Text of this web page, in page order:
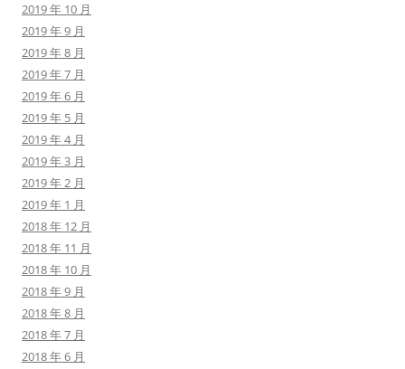
2019 年 10 月
2019 年 9 月
2019 年 8 月
2019 年 7 月
2019 年 6 月
2019 年 5 月
2019 年 4 月
2019 年 3 月
2019 年 2 月
2019 年 1 月
2018 年 12 月
2018 年 11 月
2018 年 10 月
2018 年 9 月
2018 年 8 月
2018 年 7 月
2018 年 6 月